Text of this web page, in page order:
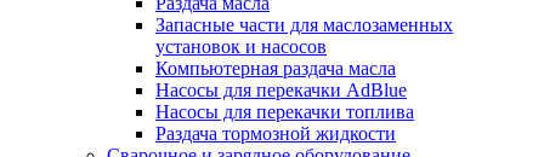
Запасные части для маслозаменных
установок и насосов
Компьютерная раздача масла
Насосы для перекачки AdBlue
Насосы для перекачки топлива
Раздача тормозной жидкости